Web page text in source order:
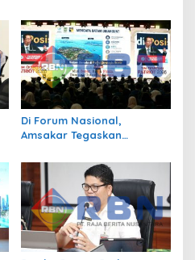
Bermedia Sosial
Di Forum Nasional,
Amsakar Tegaskan
Penggerak Pemerataan
Pembangunan